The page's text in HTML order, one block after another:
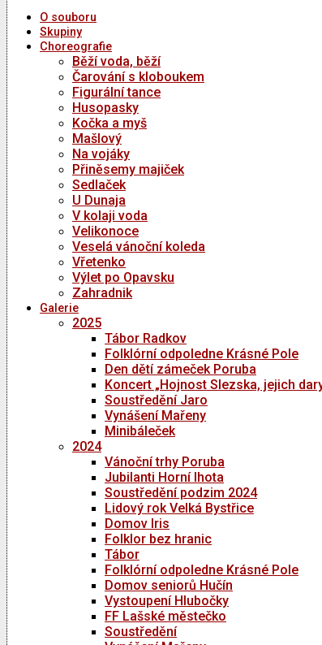
O souboru
Skupiny
Choreografie
Běží voda, běží
Čarování s kloboukem
Figurální tance
Husopasky
Kočka a myš
Mašlový
Na vojáky
Přiněsemy majiček
Sedlaček
U Dunaja
V kolaji voda
Velikonoce
Veselá vánoční koleda
Vřetenko
Výlet po Opavsku
Zahradnik
Galerie
2025
Tábor Radkov
Folklórní odpoledne Krásné Pole
Den dětí zámeček Poruba
Koncert „Hojnost Slezska, jejich
Soustředění Jaro
Vynášení Mařeny
Minibáleček
2024
Vánoční trhy Poruba
Jubilanti Horní lhota
Soustředění podzim 2024
Lidový rok Velká Bystřice
Domov Iris
Folklor bez hranic
Tábor
Folklórní odpoledne Krásné Pole
Domov seniorů Hučín
Vystoupení Hlubočky
FF Lašské městečko
Soustředění